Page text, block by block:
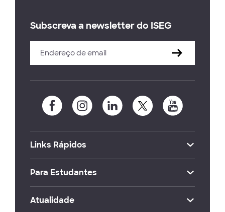
Subscreva a newsletter do ISEG
Links Rápidos
Para Estudantes
Atualidade